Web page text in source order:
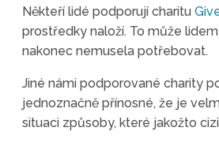
Někteří lidé podporují charitu
prostředky naloží. To může
nakonec nemusela potřebovat.
Jiné námi podporované charity
jednoznačně přínosné, že je
situaci způsoby, které jakožto